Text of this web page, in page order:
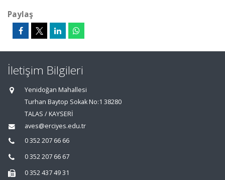
Paylaş
İletişim Bilgileri
Yenidoğan Mahallesi
Turhan Baytop Sokak No:1 38280
TALAS / KAYSERİ
aves@erciyes.edu.tr
0 352 207 66 66
0 352 207 66 67
0 352 437 49 31